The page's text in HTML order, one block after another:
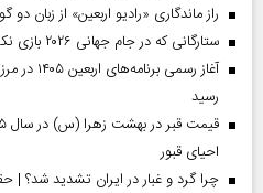
راز ماندگاری «رادیو اربعین» از زبان
ستارگانی که در جام جهانی ۲۰۲۶ بازی نکردند
رسید
احیای قبور
چرا گرد و غبار در ایران تشدید شد؟ |